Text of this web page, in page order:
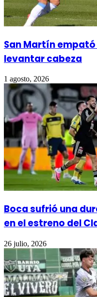
San Martín
levantar cabeza
1 agosto, 2026
Boca sufrió una
en el estreno del
26 julio, 2026